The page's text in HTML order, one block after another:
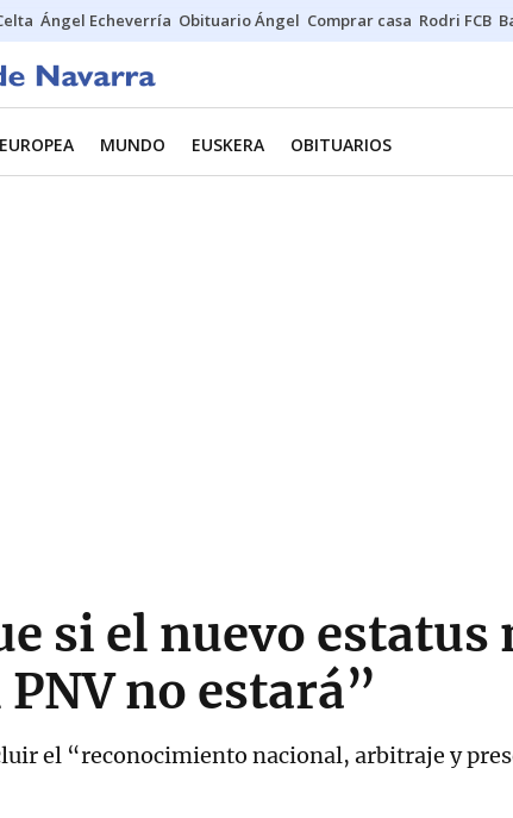
Ángel Echeverría Obituario Ángel Comprar casa Rodri FCB
MUNDO EUSKERA OBITUARIOS
si el nuevo estatus
no estará”
el “reconocimiento nacional, arbitraje y